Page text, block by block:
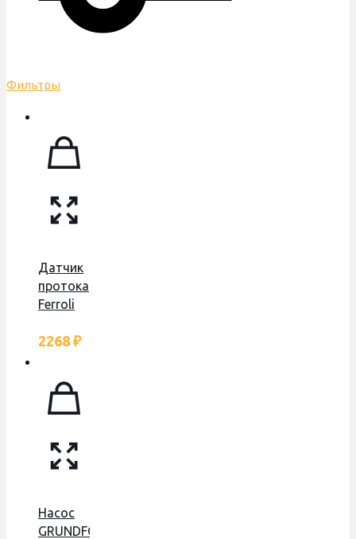
Фильтры
Датчик
протока
Ferroli
Pro F,
398000270
2268 ₽
Насос
GRUNDFOS